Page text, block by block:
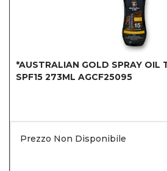
*AUSTRALIAN GOLD SPRAY OIL
SPF15 273ML AGCF25095
Prezzo Non Disponibile